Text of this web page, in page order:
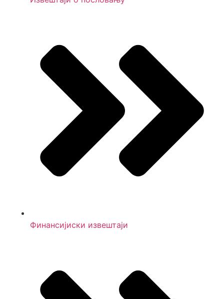
Финансијиски извештаји